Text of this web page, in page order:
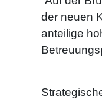
der neuen
anteilige